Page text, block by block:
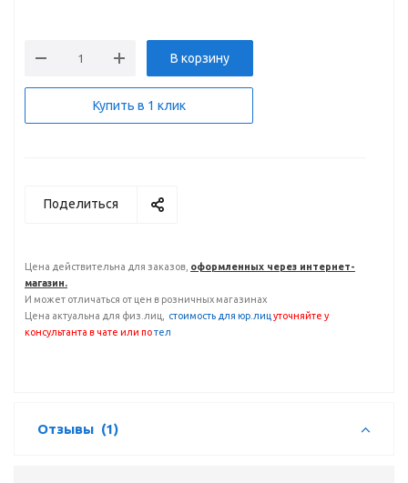
В корзину
Купить в 1 клик
Поделиться
Цена действительна для заказов, оформленных через интернет-
магазин.
И может отличаться от цен в розничных магазинах
Цена актуальна для физ.лиц,
стоимость для юр.лиц уточняйте у
консультанта в чате или потел
Отзывы (1)